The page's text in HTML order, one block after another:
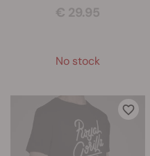
€ 29.95
No stock